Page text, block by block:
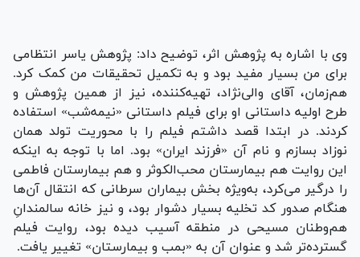
وی با اشاره به پژوهش اثر، توضیح داد: پژوهش یاسر انتظامی
برای من بسیار مفید بود و به تکمیل تحقیقات من کمک کرد.
هم‌زمان، آقای والی‌نژاد، تهیه‌کننده، نیز از همین پژوهش و
طرح اولیه داستانی او برای فیلم داستانی «نیمه‌شب» استفاده
کردند. در ابتدا قصد داشتم فیلم را با محوریت تولد همان
نوزاد بسازم و نام آن «فرزند ایران» بود. اما با توجه به اینکه
این روایت هم بیمارستان محب‌الکوثر و هم بیمارستان فاطمی
را درگیر می‌کرد، به‌ویژه بخش بیماران سرطانی که انتقال آن‌ها
هنگام صدور کد تخلیه بسیار دشوار بود، و نیز خانه سالمندانِ
هم‌وطنان مسیحی در منطقه آسیب دیده بود، روایت فیلم
گسترده‌تر شد و عنوان آن به «بمب و بیمارستان» تغییر یافت.